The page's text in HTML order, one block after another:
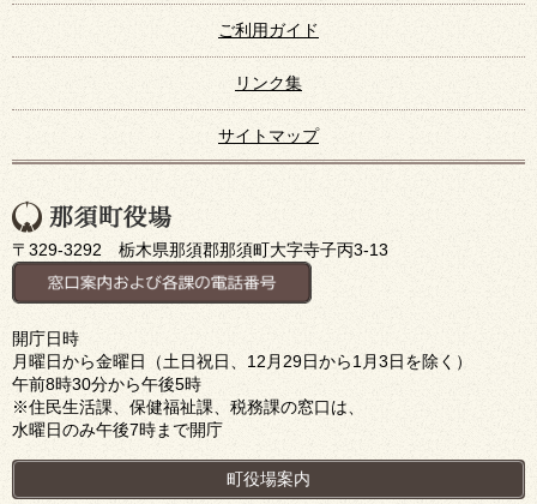
ご利用ガイド
リンク集
サイトマップ
〒329-3292 栃木県那須郡那須町大字寺子丙3-13
開庁日時
月曜日から金曜日（土日祝日、12月29日から1月3日を除く）
午前8時30分から午後5時
※住民生活課、保健福祉課、税務課の窓口は、
水曜日のみ午後7時まで開庁
町役場案内